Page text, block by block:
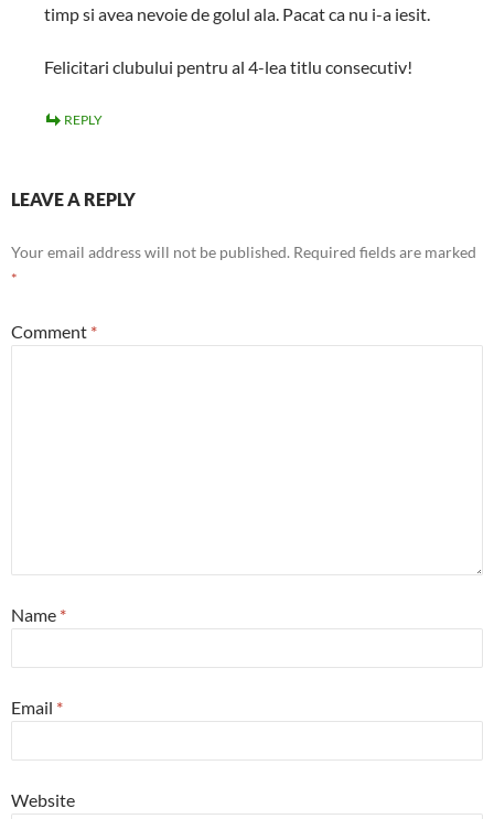
timp si avea nevoie de golul ala. Pacat ca nu i-a iesit.
Felicitari clubului pentru al 4-lea titlu consecutiv!
REPLY
LEAVE A REPLY
Your email address will not be published. Required fields are marked
*
Comment *
Name *
Email *
Website